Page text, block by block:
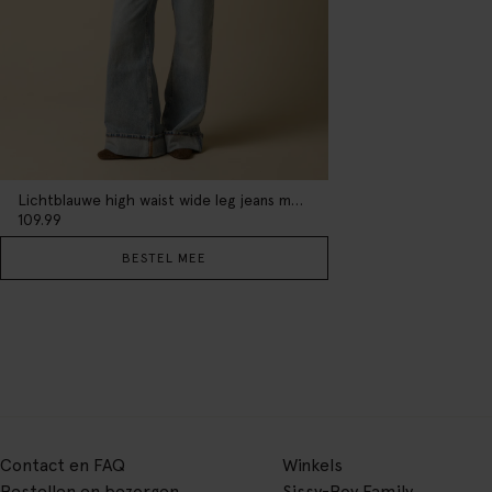
Lichtblauwe high waist wide leg jeans met omgeslagen pijpen
109.99
BESTEL MEE
Contact en FAQ
Winkels